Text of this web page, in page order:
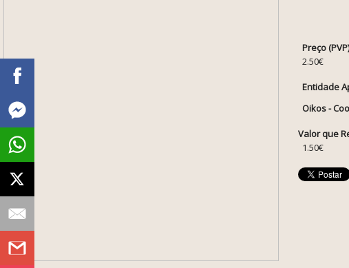
Preço
2.50€
Entidade
Oikos -
Valor que
1.50€